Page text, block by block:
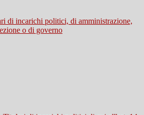
di incarichi politici, di amministrazione,
o di governo